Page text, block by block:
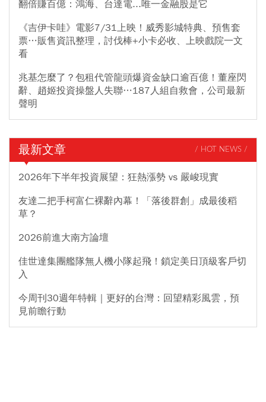
翻倍賺百億：鴻海、台達電...唯一金融股是它
《吉伊卡哇》電影7/31上映！威秀影城特典、預售套
票…販售資訊整理，討伐棒+小卡必收、上映戲院一文
看
兆基怎麼了？包租代管龍頭爆資金缺口逾百億！董座閃
辭、趙姬投資操盤人失聯…187人組自救會，公司最新
聲明
最新文章 / HOT NEWS /
2026年下半年投資展望：狂熱漲勢 vs 嚴峻現實
友達二把手柯富仁裸辭內幕！「落後群創」成最後稻
草？
2026前進大南方論壇
佳世達集團艦隊無人機小隊起飛！鎖定美日頂級客戶切
入
今周刊30週年特輯｜更好的台灣：回望精彩風雲，預
見前瞻行動